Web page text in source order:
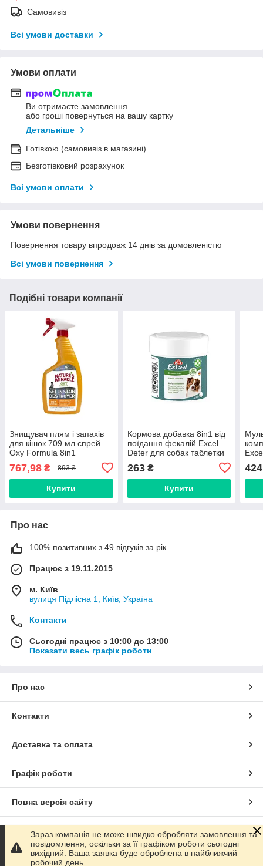
Самовивіз
Всі умови доставки
Умови оплати
Ви отримаєте замовлення
або гроші повернуться на вашу картку
Детальніше
Готівкою (самовивіз в магазині)
Безготівковий розрахунок
Всі умови оплати
Умови повернення
Повернення товару впродовж 14 днів за домовленістю
Всі умови повернення
Подібні товари компанії
Знищувач плям і запахів
для кішок 709 мл спрей
Oxy Formula 8in1
помаранч Nature's Miracle
767,98 ₴ 893 ₴
Купити
Кормова добавка 8in1 від
поїдання фекалій Excel
Deter для собак таблетки
263₴
Купити
424
Про нас
100% позитивних з 49 відгуків за рік
Працює з 19.11.2015
м. Київ
вулиця Підлісна 1, Київ, Україна
Контакти
Сьогодні працює з 10:00 до 13:00
Показати весь графік роботи
Про нас
Контакти
Доставка та оплата
Графік роботи
Повна версія сайту
Сайт створено на маркетплейсі Prom.ua
Політика конфіденційності
Зараз компанія не може швидко обробляти замовлення та
повідомлення, оскільки за її графіком роботи сьогодні
вихідний. Ваша заявка буде оброблена в найближчий
робочий день.